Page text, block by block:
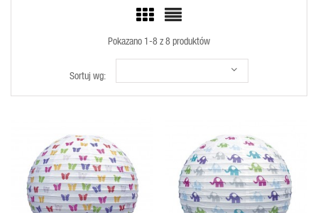
Pokazano 1-8 z 8 produktów
Sortuj wg:
SZYBKI PODGLĄD SZYBKI PODGLĄD